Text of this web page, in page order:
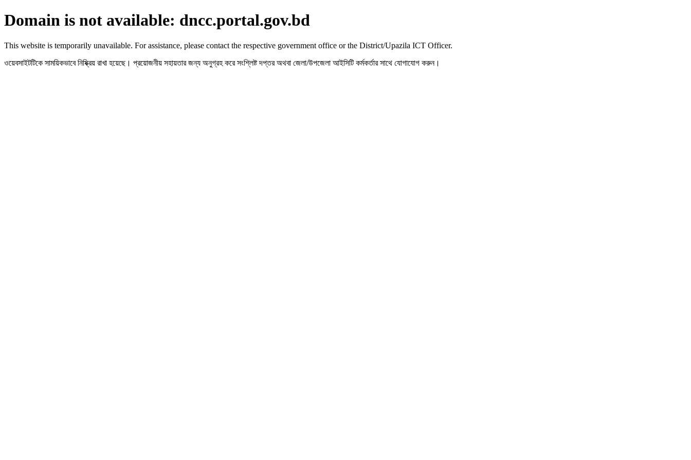
Domain is not available: dncc.portal.gov.bd
This website is temporarily unavailable. For assistance, please contact the respective government office or the District/Upazila ICT Officer.
ওয়েবসাইটটিকে সাময়িকভাবে নিষ্ক্রিয় রাখা হয়েছে। প্রয়োজনীয় সহায়তার জন্য অনুগ্রহ করে সংশ্লিষ্ট দপ্তর অথবা জেলা/উপজেলা আইসিটি কর্মকর্তার সাথে যোগাযোগ করুন।